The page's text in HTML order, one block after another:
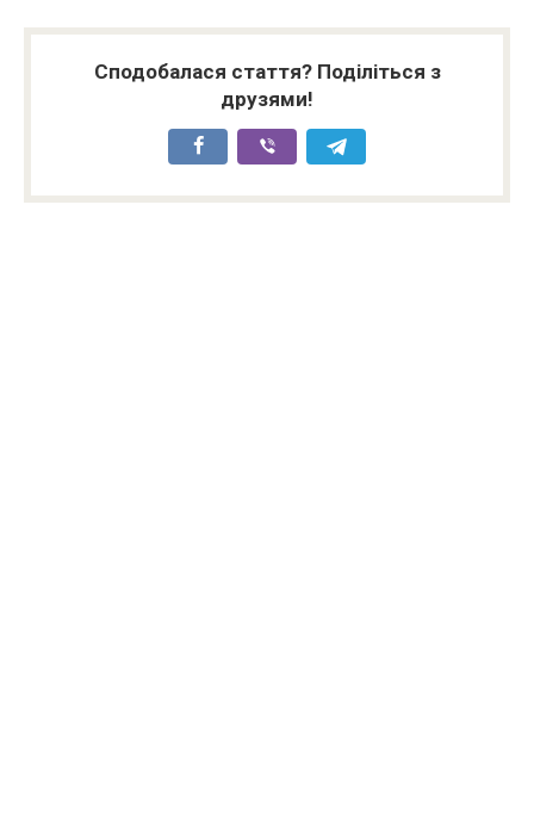
Сподобалася стаття? Поділіться з
друзями!